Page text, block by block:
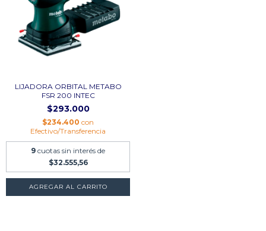
LIJADORA ORBITAL METABO
FSR 200 INTEC
$293.000
$234.400 con
Efectivo/Transferencia
9 cuotas sin interés de
$32.555,56